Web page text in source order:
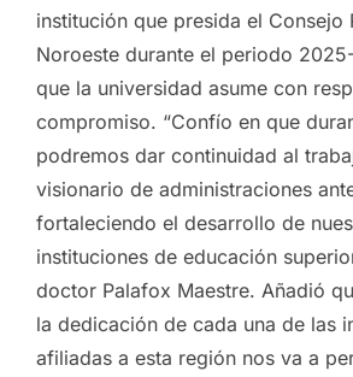
institución que presida el Consejo
Noroeste durante el periodo
que la universidad asume con
compromiso. “Confío en que
podremos dar continuidad al
visionario de administraciones
fortaleciendo el desarrollo de
instituciones de educación
doctor Palafox Maestre. Añadió
la dedicación de cada una de las
afiliadas a esta región nos va a